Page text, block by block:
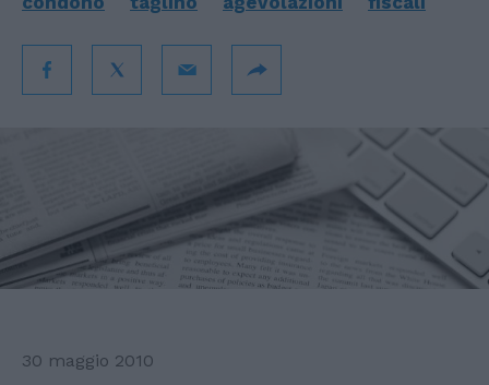
30 maggio 2010